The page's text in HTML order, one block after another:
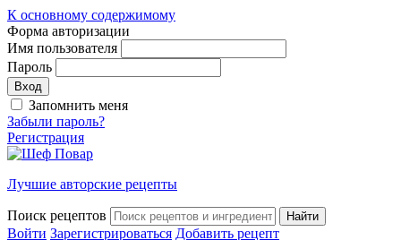
К основному содержимому
Форма авторизации
Имя пользователя
Пароль
Запомнить меня
Забыли пароль?
Регистрация
Лучшие авторские рецепты
Поиск рецептов
Войти Зарегистрироваться Добавить рецепт